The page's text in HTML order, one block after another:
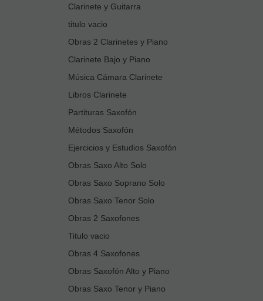
Clarinete y Guitarra
titulo vacio
Obras 2 Clarinetes y Piano
Clarinete Bajo y Piano
Música Cámara Clarinete
Libros Clarinete
Partituras Saxofón
Métodos Saxofón
Ejercicios y Estudios Saxofón
Obras Saxo Alto Solo
Obras Saxo Soprano Solo
Obras Saxo Tenor Solo
Obras 2 Saxofones
Titulo vacio
Obras 4 Saxofones
Obras Saxofón Alto y Piano
Obras Saxo Tenor y Piano